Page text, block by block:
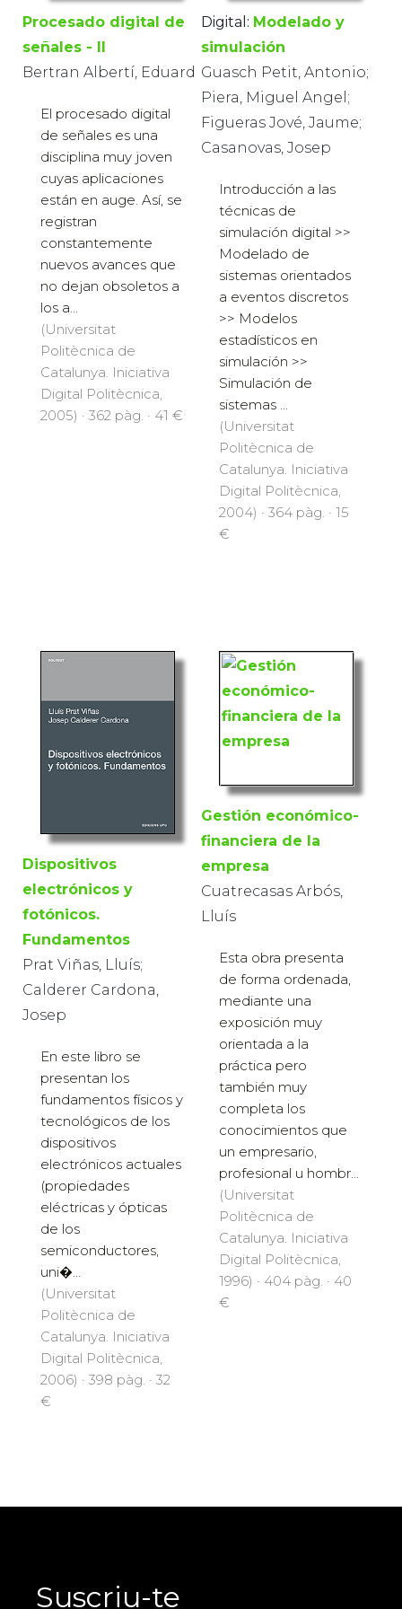
Procesado digital de
señales - II
Bertran Albertí, Eduard
El procesado digital
de señales es una
disciplina muy joven
cuyas aplicaciones
están en auge. Así, se
registran
constantemente
nuevos avances que
no dejan obsoletos a
los a...
(Universitat
Politècnica de
Catalunya. Iniciativa
Digital Politècnica,
2005) · 362 pàg. · 41 €
Digital: Modelado y
simulación
Guasch Petit, Antonio;
Piera, Miguel Angel;
Figueras Jové, Jaume;
Casanovas, Josep
Introducción a las
técnicas de
simulación digital >>
Modelado de
sistemas orientados
a eventos discretos
>> Modelos
estadísticos en
simulación >>
Simulación de
sistemas ...
(Universitat
Politècnica de
Catalunya. Iniciativa
Digital Politècnica,
2004) · 364 pàg. · 15
€
Dispositivos
electrónicos y
fotónicos.
Fundamentos
Prat Viñas, Lluís;
Calderer Cardona,
Josep
En este libro se
presentan los
fundamentos físicos y
tecnológicos de los
dispositivos
electrónicos actuales
(propiedades
eléctricas y ópticas
de los
semiconductores,
uni�...
(Universitat
Politècnica de
Catalunya. Iniciativa
Digital Politècnica,
2006) · 398 pàg. · 32
€
Gestión económico-
financiera de la
empresa
Cuatrecasas Arbós,
Lluís
Esta obra presenta
de forma ordenada,
mediante una
exposición muy
orientada a la
práctica pero
también muy
completa los
conocimientos que
un empresario,
profesional u hombr...
(Universitat
Politècnica de
Catalunya. Iniciativa
Digital Politècnica,
1996) · 404 pàg. · 40
€
Suscriu-te